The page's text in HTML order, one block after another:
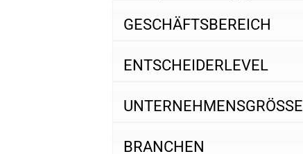
GESCHÄFTSBEREICH
ENTSCHEIDERLEVEL
UNTERNEHMENSGRÖSSE
BRANCHEN